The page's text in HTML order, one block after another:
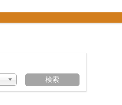
検索